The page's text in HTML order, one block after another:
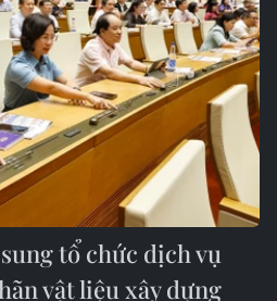
tổ chức dịch vụ
vật liệu xây dựng